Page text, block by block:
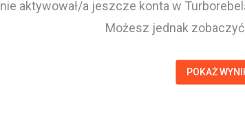
nie aktywował/a jeszcze konta w
Możesz jednak
POKAŻ
Buni